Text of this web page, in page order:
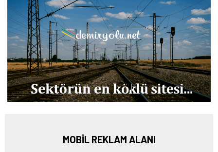
MOBİL REKLAM ALANI